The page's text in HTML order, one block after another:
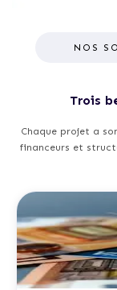
NOS
Trois
Chaque projet a
financeurs et